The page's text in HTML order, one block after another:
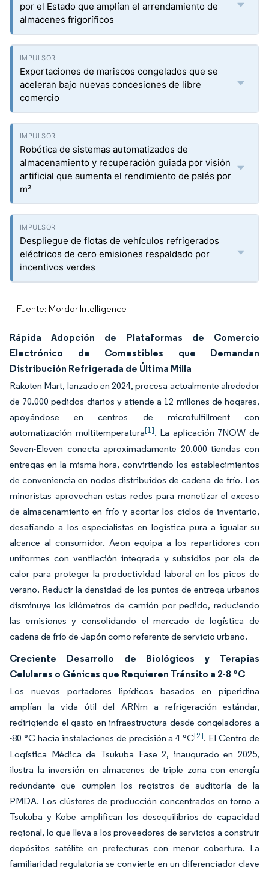
por el Estado que amplían el arrendamiento de
almacenes frigoríficos
Exportaciones de mariscos congelados que se
aceleran bajo nuevas concesiones de libre
comercio
Robótica de sistemas automatizados de
almacenamiento y recuperación guiada por visión
artificial que aumenta el rendimiento de palés por
m²
Despliegue de flotas de vehículos refrigerados
eléctricos de cero emisiones respaldado por
incentivos verdes
Fuente: Mordor Intelligence
Rápida Adopción de Plataformas de Comercio
Electrónico de Comestibles que Demandan
Distribución Refrigerada de Última Milla
Rakuten Mart, lanzado en 2024, procesa actualmente alrededor
de 70.000 pedidos diarios y atiende a 12 millones de hogares,
apoyándose en centros de microfulfillment con
automatización multitemperatura[1]. La aplicación 7NOW de
Seven-Eleven conecta aproximadamente 20.000 tiendas con
entregas en la misma hora, convirtiendo los establecimientos
de conveniencia en nodos distribuidos de cadena de frío. Los
minoristas aprovechan estas redes para monetizar el exceso
de almacenamiento en frío y acortar los ciclos de inventario,
desafiando a los especialistas en logística pura a igualar su
alcance al consumidor. Aeon equipa a los repartidores con
uniformes con ventilación integrada y subsidios por ola de
calor para proteger la productividad laboral en los picos de
verano. Reducir la densidad de los puntos de entrega urbanos
disminuye los kilómetros de camión por pedido, reduciendo
las emisiones y consolidando el mercado de logística de
cadena de frío de Japón como referente de servicio urbano.
Creciente Desarrollo de Biológicos y Terapias
Celulares o Génicas que Requieren Tránsito a 2-8 °C
Los nuevos portadores lipídicos basados en piperidina
amplían la vida útil del ARNm a refrigeración estándar,
redirigiendo el gasto en infraestructura desde congeladores a
-80 °C hacia instalaciones de precisión a 4 °C[2]. El Centro de
Logística Médica de Tsukuba Fase 2, inaugurado en 2025,
ilustra la inversión en almacenes de triple zona con energía
redundante que cumplen los registros de auditoría de la
PMDA. Los clústeres de producción concentrados en torno a
Tsukuba y Kobe amplifican los desequilibrios de capacidad
regional, lo que lleva a los proveedores de servicios a construir
depósitos satélite en prefecturas con menor cobertura. La
familiaridad regulatoria se convierte en un diferenciador clave